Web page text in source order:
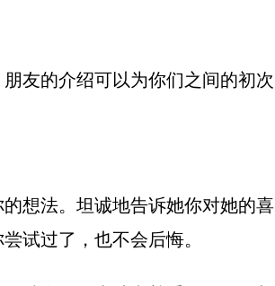
友的介绍可以为你们之间的初次
想法。坦诚地告诉她你对她的喜
试过了，也不会后悔。